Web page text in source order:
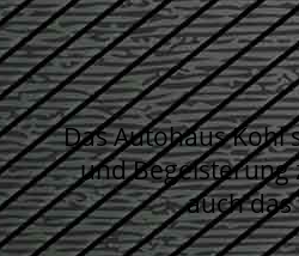
Das Autohaus Kohl
und Begeisterung
auch